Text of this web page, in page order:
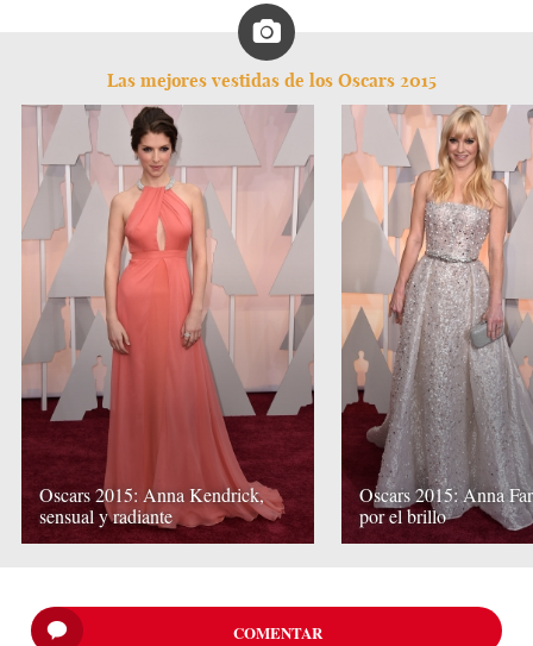
Las mejores vestidas de los Oscars 2015
Oscars 2015: Anna Kendrick,
sensual y radiante
Oscars 2015: Anna
por el brillo
COMENTAR